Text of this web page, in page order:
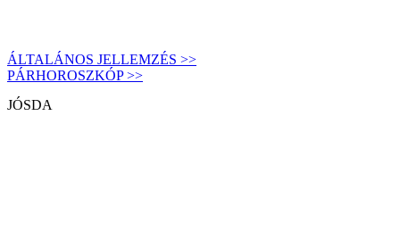
ÁLTALÁNOS JELLEMZÉS >>
PÁRHOROSZKÓP >>
JÓSDA